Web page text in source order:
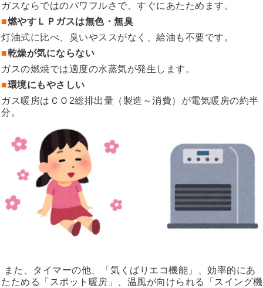
ガスならではのパワフルさで、すぐにあたためます。
■燃やすＬＰガスは無色・無臭
灯油式に比べ、臭いやススがなく、給油も不要です。
■乾燥が気にならない
ガスの燃焼では適度の水蒸気が発生します。
■環境にもやさしい
ガス暖房はＣＯ2総排出量（製造～消費）が電気暖房の約半
分。
また、タイマーの他、「気くばりエコ機能」、効率的にあ
たためる「スポット暖房」、温風が向けられる「スイング機